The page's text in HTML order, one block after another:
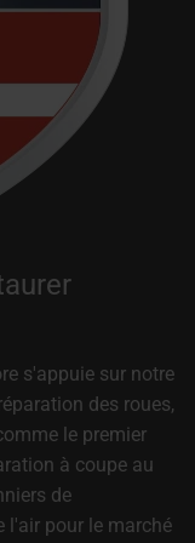
s'appuie sur notre
des roues,
le premier
à coupe au
de
l'air pour le marché